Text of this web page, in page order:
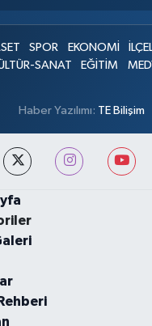
SPOR EKONOMİ
SANAT EĞİTİM
Haber Yazılımı: TE Bilişim